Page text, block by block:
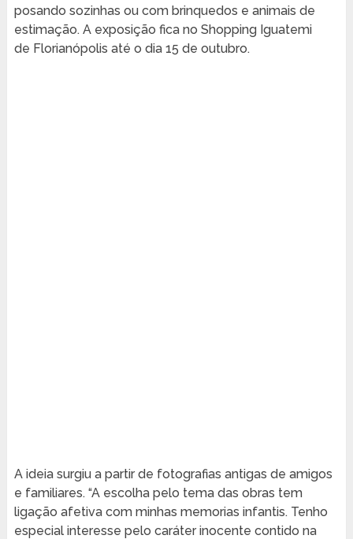
posando sozinhas ou com brinquedos e animais de
estimação. A exposição fica no Shopping Iguatemi
de Florianópolis até o dia 15 de outubro.
A ideia surgiu a partir de fotografias antigas de amigos
e familiares. “A escolha pelo tema das obras tem
ligação afetiva com minhas memorias infantis. Tenho
especial interesse pelo caráter inocente contido na